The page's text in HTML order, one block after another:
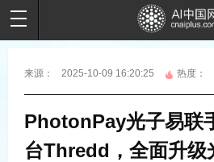
来源： 2025-10-09 16:20:25 热度：
PhotonPay光子易联
台Thredd，全面升级